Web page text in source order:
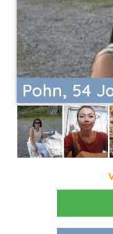
Pohn, 54